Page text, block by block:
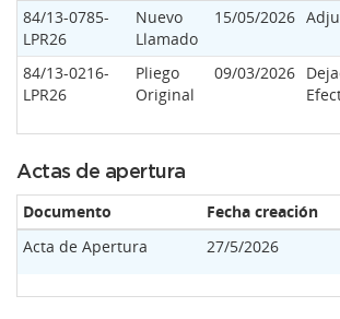
84/13-0785-
LPR26
Nuevo
Llamado
15/05/2026
84/13-0216-
LPR26
Pliego
Original
09/03/2026
Actas de apertura
Documento Fecha creación
Acta de Apertura
27/5/2026